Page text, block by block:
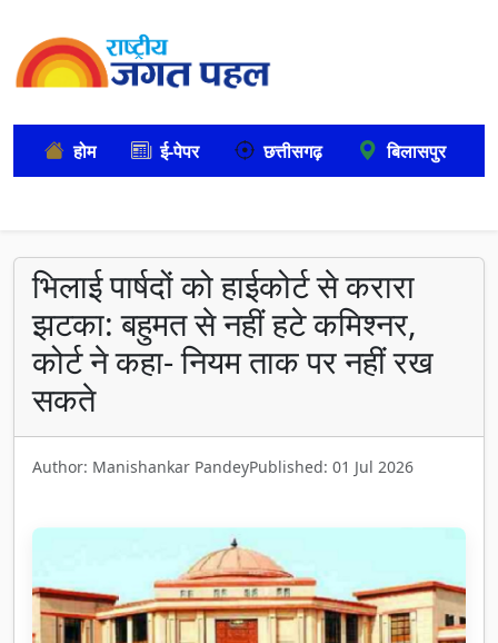
होम ई-पेपर छत्तीसगढ़ बिलासपुर
भिलाई पार्षदों को हाईकोर्ट से करारा
झटका: बहुमत से नहीं हटे कमिश्नर,
कोर्ट ने कहा- नियम ताक पर नहीं रख
सकते
Author: Manishankar PandeyPublished: 01 Jul 2026